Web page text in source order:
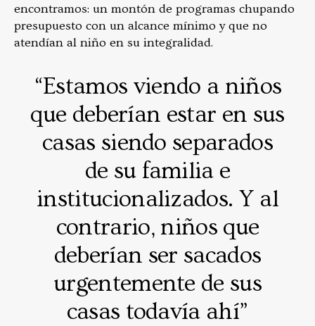
encontramos: un montón de programas chupando
presupuesto con un alcance mínimo y que no
atendían al niño en su integralidad.
“Estamos viendo a niños
que deberían estar en sus
casas siendo separados
de su familia e
institucionalizados. Y al
contrario, niños que
deberían ser sacados
urgentemente de sus
casas todavía ahí”